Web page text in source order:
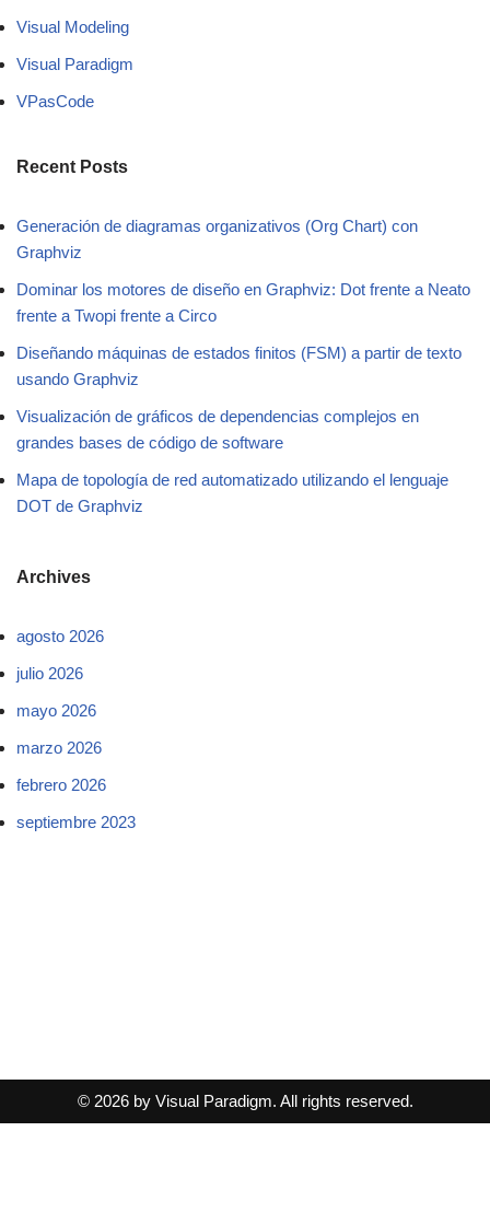
Visual Modeling
Visual Paradigm
VPasCode
Recent Posts
Generación de diagramas organizativos (Org Chart) con
Graphviz
Dominar los motores de diseño en Graphviz: Dot frente a Neato
frente a Twopi frente a Circo
Diseñando máquinas de estados finitos (FSM) a partir de texto
usando Graphviz
Visualización de gráficos de dependencias complejos en
grandes bases de código de software
Mapa de topología de red automatizado utilizando el lenguaje
DOT de Graphviz
Archives
agosto 2026
julio 2026
mayo 2026
marzo 2026
febrero 2026
septiembre 2023
© 2026 by Visual Paradigm. All rights reserved.